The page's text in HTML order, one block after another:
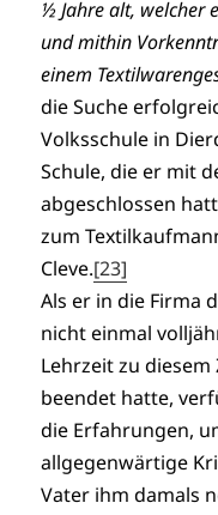
½ Jahre alt, welcher
und mithin
einem
die Suche
Volksschule in
Schule, die er mit
abgeschlossen
zum
Cleve.[23]
Als er in die Firma
nicht einmal
Lehrzeit zu
beendet hatte,
die Erfahrungen,
allgegenwärtige
Vater ihm damals